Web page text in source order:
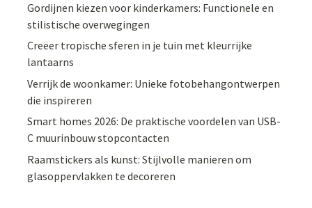
Gordijnen kiezen voor kinderkamers: Functionele en
stilistische overwegingen
Creëer tropische sferen in je tuin met kleurrijke
lantaarns
Verrijk de woonkamer: Unieke fotobehangontwerpen
die inspireren
Smart homes 2026: De praktische voordelen van USB-
C muurinbouw stopcontacten
Raamstickers als kunst: Stijlvolle manieren om
glasoppervlakken te decoreren